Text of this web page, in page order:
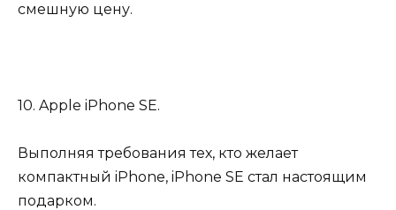
смешную цену.
10. Apple iPhone SE.
Выполняя требования тех, кто желает
компактный iPhone, iPhone SE стал настоящим
подарком.